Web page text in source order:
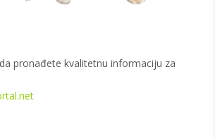
pronađete kvalitetnu informaciju za